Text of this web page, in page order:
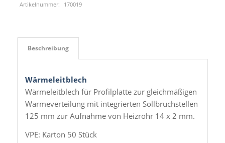
Artikelnummer: 170019
Beschreibung
Wärmeleitblech
Wärmeleitblech für Profilplatte zur gleichmäßigen
Wärmeverteilung mit integrierten Sollbruchstellen
125 mm zur Aufnahme von Heizrohr 14 x 2 mm.
VPE: Karton 50 Stück